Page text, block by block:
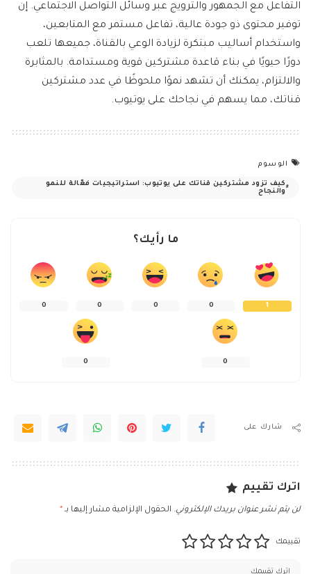
التفاعل مع الجمهور والترويج عبر وسائل التواصل الاجتماعي. إن
توفير محتوى ذو جودة عالية، تفاعل مستمر مع المتابعين،
واستخدام أساليب مبتكرة لزيادة الوعي بالقناة، جميعها تلعب
دورًا حيويًا في بناء قاعدة مشتركين قوية ومستدامة. بالمثابرة
والالتزام، يمكنك أن تشهد نموًا ملحوظًا في عدد مشتركين
قناتك، مما يسهم في نجاحك على يوتيوب.
الوسوم
كيف تزود مشتركين قناتك على يوتيوب: استراتيجيات فعّالة للنمو
والنجاح
ما رأيك؟
1
0
0
0
0
0
0
شارك على
اترك تقييم
لن يتم نشر عنوان بريدك الإلكتروني. الحقول الإلزامية مشار إليها بـ *
تقييمك